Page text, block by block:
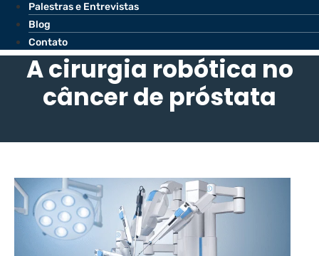
Palestras e Entrevistas
Blog
Contato
A cirurgia robótica no
câncer de próstata